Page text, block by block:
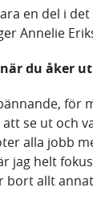
en del i
Annelie
du åker
för
se ut och
alla jobb
jag helt
bort allt